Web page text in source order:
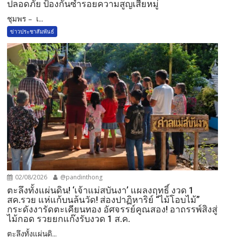
ปลอดภัย ป้องกันซ้ำรอยความสูญเสียหมู่
ชุมพร – เ...
ข่าวประชาสัมพันธ์
02/08/2026 @pandinthong
ตะลึงทั้งแผ่นดิน! ‘เจ้าแม่สบันงา’ แผลงฤทธิ์ งวด 1
สค.รวย แห่แก้บนล้นวัด!​ ส่องปาฏิหาริย์ “ไม้โอบไม้”
กระดังงารัดตะเคียนทอง อัศจรรย์คูณสอง! อาถรรพ์สิงสู่
ไม้กอด รวยยกแก๊งรับงวด 1 ส.ค.​
​ตะลึงทั้งแผ่นดิ...